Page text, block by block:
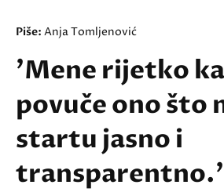
Piše: Anja Tomljenović
'Mene rijetko
povuče ono što
startu jasno i
transparentno.'